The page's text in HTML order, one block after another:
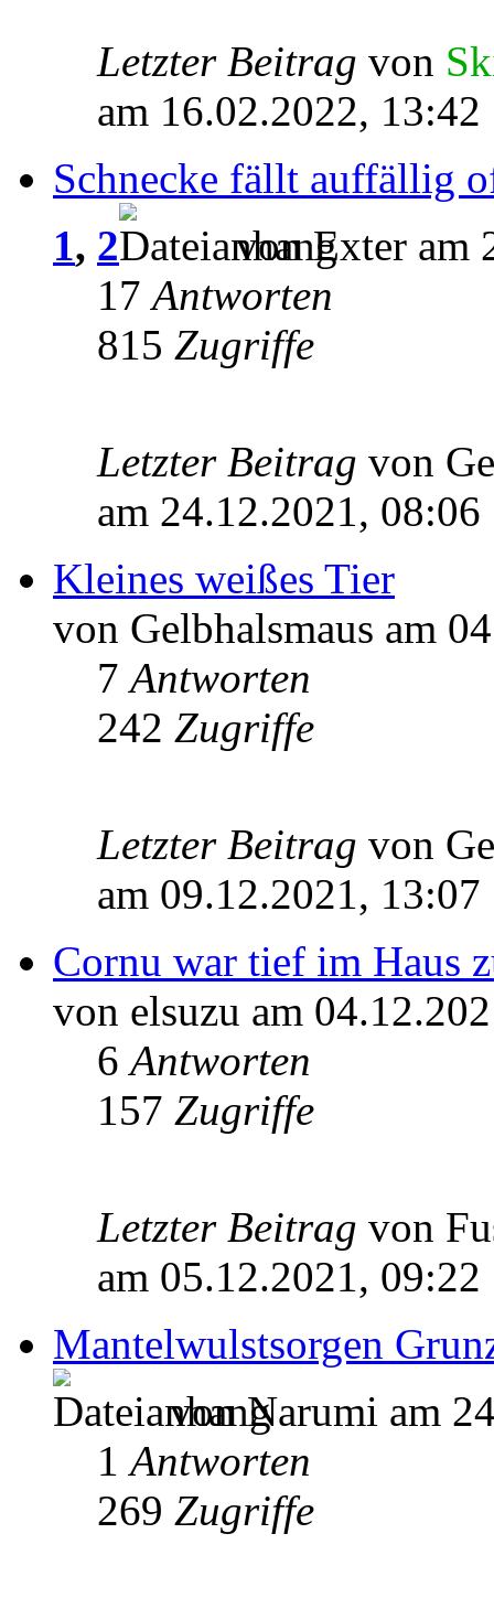
Letzter Beitrag von
am 16.02.2022, 13:42
Schnecke fällt auffällig
1, 2
von Exter am
17Antworten
815 Zugriffe
Letzter Beitrag von
am 24.12.2021, 08:06
Kleines weißes Tier
von Gelbhalsmaus am
7Antworten
242 Zugriffe
Letzter Beitrag von
am 09.12.2021, 13:07
Cornu war tief im Haus
von elsuzu am
6Antworten
157 Zugriffe
Letzter Beitrag von
am 05.12.2021, 09:22
Mantelwulstsorgen
von Narumi am
1Antworten
269 Zugriffe